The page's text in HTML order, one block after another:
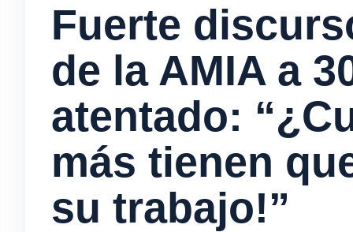
Fuerte
de la AMIA a
atentado:
más tienen
su trabajo!”